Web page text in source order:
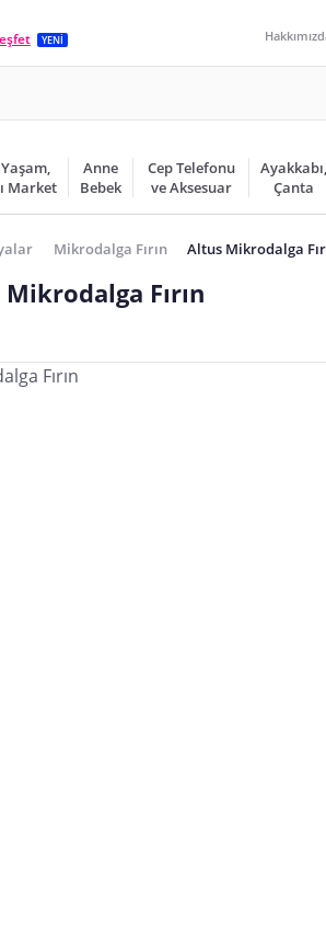
YENİ
Yaşam,
Market
Anne
Bebek
Cep Telefonu
ve Aksesuar
Ayakkabı,
Çanta
Mikrodalga Fırın Altus Mikrodalga
Fırın